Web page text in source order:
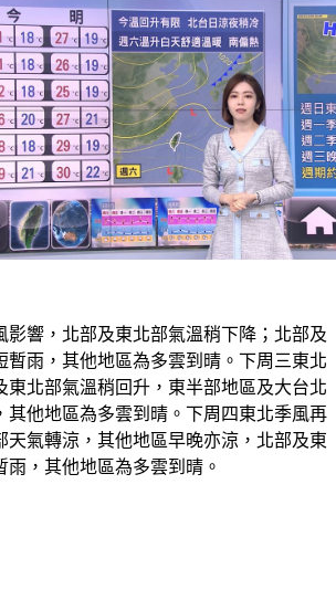
影響，北部及東北部氣溫稍下降；北部及
暫雨，其他地區為多雲到晴。下周三東北
東北部氣溫稍回升，東半部地區及大台北
其他地區為多雲到晴。下周四東北季風再
天氣轉涼，其他地區早晚亦涼，北部及東
，其他地區為多雲到晴。